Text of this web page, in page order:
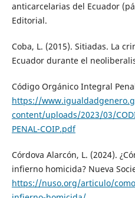
anticarcelarias del Ecuador
Editorial.
Coba, L. (2015). Sitiadas. La
Ecuador durante el
Código Orgánico Integral
https://
content/uploads/2023/03/
PENAL-COIP.pdf
Córdova Alarcón, L. (2024).
infierno homicida? Nueva
https://nuso.org/articulo/